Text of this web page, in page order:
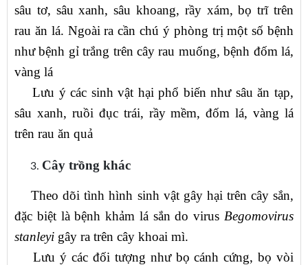
sâu tơ, sâu xanh, sâu khoang, rầy xám, bọ trĩ trên
rau ăn lá. Ngoài ra cần chú ý phòng trị một số bệnh
như bệnh gỉ trắng trên cây rau muống, bệnh đốm lá,
vàng lá
Lưu ý các sinh vật hại phổ biến như sâu ăn tạp,
sâu xanh, ruồi đục trái, rầy mềm, đốm lá, vàng lá
trên rau ăn quả
Cây trồng khác
Theo dõi tình hình sinh vật gây hại trên cây sắn,
đặc biệt là bệnh khảm lá sắn do virus Begomovirus
stanleyi gây ra trên cây khoai mì.
Lưu ý các đối tượng như bọ cánh cứng, bọ vòi